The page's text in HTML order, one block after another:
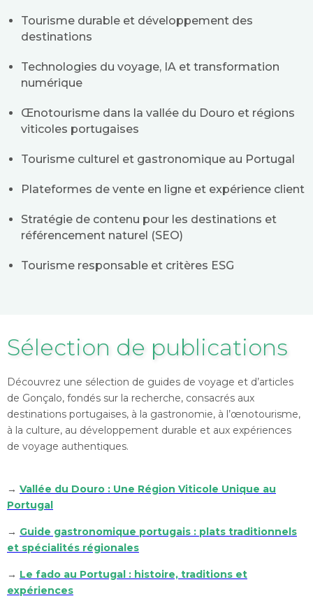
Tourisme durable et développement des
destinations
Technologies du voyage, IA et transformation
numérique
Œnotourisme dans la vallée du Douro et régions
viticoles portugaises
Tourisme culturel et gastronomique au Portugal
Plateformes de vente en ligne et expérience client
Stratégie de contenu pour les destinations et
référencement naturel (SEO)
Tourisme responsable et critères ESG
Sélection de publications
Découvrez une sélection de guides de voyage et d’articles
de Gonçalo, fondés sur la recherche, consacrés aux
destinations portugaises, à la gastronomie, à l’œnotourisme,
à la culture, au développement durable et aux expériences
de voyage authentiques.
→ Vallée du Douro : Une Région Viticole Unique au
Portugal
→ Guide gastronomique portugais : plats traditionnels
et spécialités régionales
→ Le fado au Portugal : histoire, traditions et
expériences